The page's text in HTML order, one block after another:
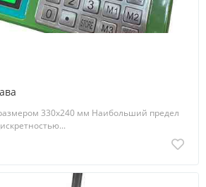
330х240 мм Наибольший предел